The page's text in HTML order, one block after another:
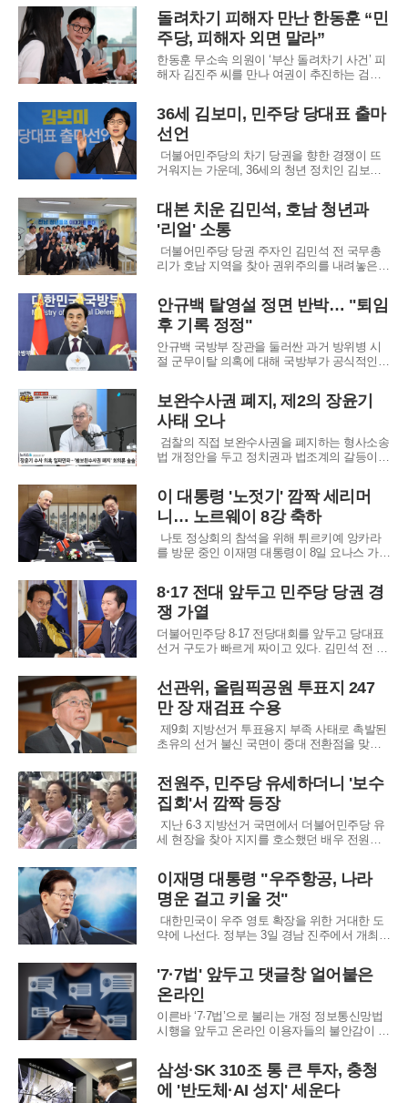
층 결집을 위해 현장 행보를 강행하고 있으나,
정작 소속 의원들은 극단적 성향의 세력과 엮
이는 것을 경계하며 동행을 거부하는 모양새
다. 특히 윤석열 전 대통령을 추종하는 '윤어게
인
돌려차기 피해자 만난 한동훈 “민
주당, 피해자 외면 말라”
한동훈 무소속 의원이 ‘부산 돌려차기 사건’ 피
해자 김진주 씨를 만나 여권이 추진하는 검찰
한 의원은 보완수사권 폐지가 경찰 수사에 대
한 견제 장치를 약화시켜 범죄 피해자들에게
더 큰 피해를 안길 수 있다고 지적했다.한 의원
은 지난 13일 서울 여의도 국회의원회관에서
김 씨와 면
36세 김보미, 민주당 당대표 출마
선언
더불어민주당의 차기 당권을 향한 경쟁이 뜨
거워지는 가운데, 36세의 청년 정치인 김보미
적인 비판이 정치권에 거센 파장을 일으키고
있다. 전남 강진군의회 의장 출신인 김 후보는
최근 열린 정견발표회에서 과거 민주화 운동의
상징이었던 화염병과 짱돌을 언급하며, 해당
세
대본 치운 김민석, 호남 청년과
'리얼' 소통
더불어민주당 당권 주자인 김민석 전 국무총
리가 호남 지역을 찾아 권위주의를 내려놓은
고 있다. 지난 8일부터 사흘간 전남과 전북 주
요 도시를 순회 중인 김 전 총리는 정형화된 정
치인의 틀을 깨고 지역민들과 농담을 주고받는
등 스킨십 강화에 주력하는 모습이다. 특히 국
무
안규백 탈영설 정면 반박… "퇴임
후 기록 정정"
안규백 국방부 장관을 둘러싼 과거 방위병 시
절 군무이탈 의혹에 대해 국방부가 공식적인
과 만난 자리에서 안 장관의 탈영 의혹은 전혀
사실이 아니라고 선을 그으며, 병적기록상에
나타난 오류는 장관 임기 종료 후 정식 절차를
통해 바로잡을 계획이라고 밝혔다. 이번 논란
은 과거 안
보완수사권 폐지, 제2의 장윤기
사태 오나
검찰의 직접 보완수사권을 폐지하는 형사소송
법 개정안을 두고 정치권과 법조계의 갈등이
리를 추진하는 범여권이 다양한 대체 방안을
내놓고 있지만, 정작 법 집행 현장에서는 사법
통제의 공백을 메우기엔 역부족이라는 비판이
거세다. 특히 최근 범여권 인사가 경찰 수사의
부실
이 대통령 '노젓기' 깜짝 세리머
니… 노르웨이 8강 축하
나토 정상회의 참석을 위해 튀르키예 앙카라
를 방문 중인 이재명 대통령이 8일 요나스 가르
이 대통령은 회담장에 먼저 도착해 스퇴레 총
리를 반갑게 맞이하며 양국 간의 두터운 친분
을 과시했다. 특히 이 대통령은 노르웨이가 최
근 북중미 월드컵에서 강호 브라질을 꺾고 8강
에
8·17 전대 앞두고 민주당 당권 경
쟁 가열
더불어민주당 8·17 전당대회를 앞두고 당대표
선거 구도가 빠르게 짜이고 있다. 김민석 전 국
청래 전 대표, 송영길 의원, 고민정 의원까지
가세하면서 당권 경쟁은 ‘쇄신’과 ‘당심’, ‘외연
확장’, ‘세대교체형 변화’가 맞붙는 다자 구도로
전개될 전망이다.김 전 총리는 지난
선관위, 올림픽공원 투표지 247
만 장 재검표 수용
제9회 지방선거 투표용지 부족 사태로 촉발된
초유의 선거 불신 국면이 중대 전환점을 맞이
사 특별위원회의 현장조사 과정에서 서울 송파
구 올림픽공원 핸드볼경기장에 임시 보관 중인
투표용지 247만 장에 대한 전면적인 공개 재검
표를 수용하겠다는 뜻을 밝혔다. 국회의 의결
을
전원주, 민주당 유세하더니 '보수
집회'서 깜짝 등장
지난 6·3 지방선거 국면에서 더불어민주당 유
세 현장을 찾아 지지를 호소했던 배우 전원주
을 드러내 화제를 모으고 있다. 지난 5일 스타
강사 출신 전한길 씨의 유튜브 채널에는 보수
성향 시민단체인 '한미동맹단'이 개최한 미국
독립 250주년 기념 집회 영상이 게시됐다
이재명 대통령 "우주항공, 나라
명운 걸고 키울 것"
대한민국이 우주 영토 확장을 위한 거대한 도
약에 나선다. 정부는 3일 경남 진주에서 개최된
해 2035년까지 수백 기의 위성으로 구성된 한
국형 저궤도 위성통신망을 완성하겠다는 청사
진을 제시했다. 이재명 대통령 주재로 열린 국
가우주위원회에서 의결된 이번 전략은 우주항
공
'7·7법' 앞두고 댓글창 얼어붙은
온라인
이른바 ‘7·7법’으로 불리는 개정 정보통신망법
시행을 앞두고 온라인 이용자들의 불안감이 커
겠다는 취지에도 불구하고, 법 적용 기준이 명
확하지 않아 표현의 자유가 위축될 수 있다는
우려가 20·30세대를 중심으로 확산하는 분위기
삼성·SK 310조 통 큰 투자, 충청
에 '반도체·AI 성지' 세운다